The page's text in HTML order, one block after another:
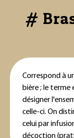
#
Correspond à
bière ; le
désigner
celle-ci. On
celui par
décoction